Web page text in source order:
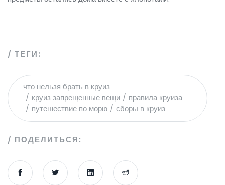
ТЕГИ:
что нельзя брать в круиз
круиз запрещенные вещи
правила круиза
путешествие по морю
сборы в круиз
ПОДЕЛИТЬСЯ: